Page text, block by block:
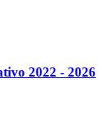
2022 - 2026